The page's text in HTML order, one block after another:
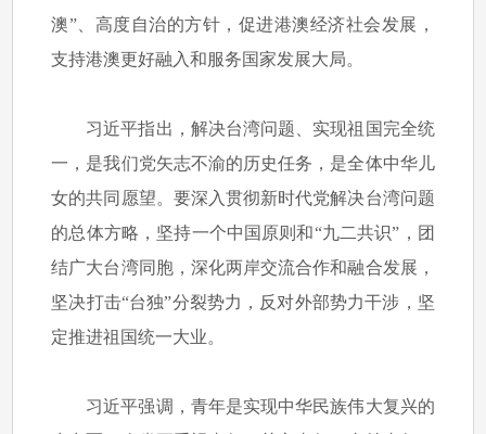
澳”、高度自治的方针，促进港澳经济社会发展，
支持港澳更好融入和服务国家发展大局。
习近平指出，解决台湾问题、实现祖国完全统
一，是我们党矢志不渝的历史任务，是全体中华儿
女的共同愿望。要深入贯彻新时代党解决台湾问题
的总体方略，坚持一个中国原则和“九二共识”，团
结广大台湾同胞，深化两岸交流合作和融合发展，
坚决打击“台独”分裂势力，反对外部势力干涉，坚
定推进祖国统一大业。
习近平强调，青年是实现中华民族伟大复兴的